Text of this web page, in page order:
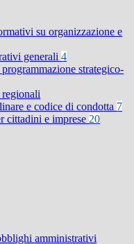
su organizzazione e
generali 4
strategico-
e codice di condotta 7
cittadini e imprese 20
amministrativi